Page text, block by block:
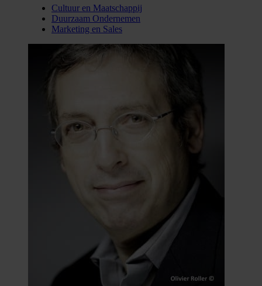
Cultuur en Maatschappij
Duurzaam Ondernemen
Marketing en Sales